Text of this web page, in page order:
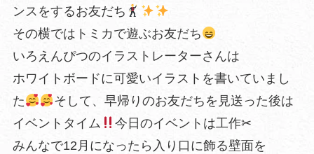
ンスをするお友だち
その横ではトミカで遊ぶお友だち
いろえんぴつのイラストレーターさんは
ホワイトボードに可愛いイラストを書いていまし
た
そして、早帰りのお友だちを見送った後は
イベントタイム
今日のイベントは工作✂︎
みんなで12月になったら入り口に飾る壁面を